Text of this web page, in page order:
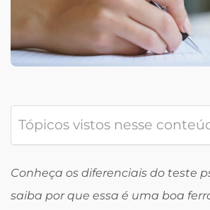
Tópicos vistos nesse
Conheça os diferenciais do teste
saiba por que essa é uma boa